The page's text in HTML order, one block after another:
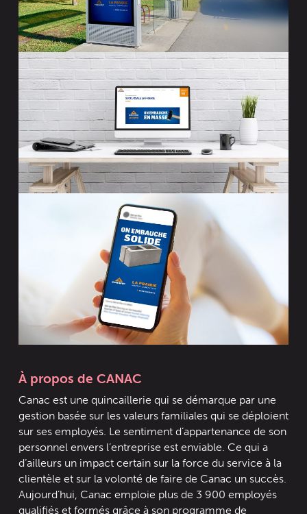
À propos de CANAC
Canac est une quincaillerie qui se démarque par une
gestion basée sur les valeurs familiales qui se déploient
sur ses employés. Le sentiment d’appartenance de son
personnel envers l’entreprise est enviable. Ce qui a
d’ailleurs un impact certain sur la force du service à la
clientèle et sur la volonté de faire de Canac un succès.
Aujourd’hui, Canac emploie plus de 3 900 employés
qualifiés et formés grâce à son programme de